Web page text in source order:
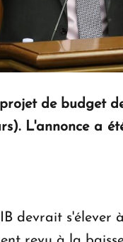
de budget
L'annonce a
devrait